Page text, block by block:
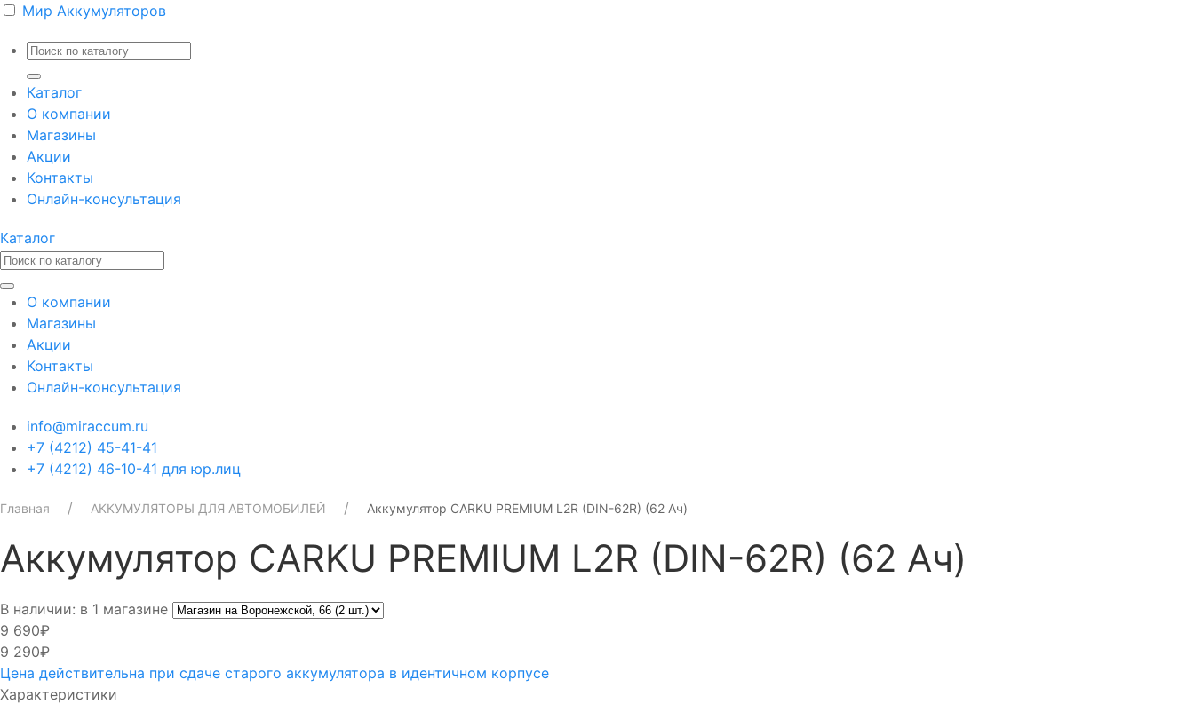
Мир Аккумуляторов
Каталог
О компании
Магазины
Акции
Контакты
Онлайн-консультация
Каталог
О компании
Магазины
Акции
Контакты
Онлайн-консультация
info@miraccum.ru
+7 (4212) 45-41-41
+7 (4212) 46-10-41 для юр.лиц
Главная АККУМУЛЯТОРЫ ДЛЯ АВТОМОБИЛЕЙ Аккумулятор CARKU PREMIUM L2R (DIN-62R) (62 Ач)
Аккумулятор CARKU PREMIUM L2R (DIN-62R) (62 Ач)
В наличии: в 1 магазине
9 690₽
9 290₽
Цена действительна при сдаче старого аккумулятора в идентичном корпусе
Характеристики